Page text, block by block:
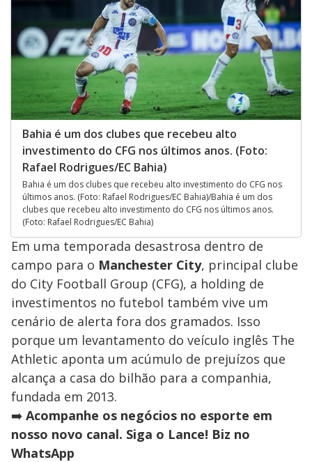
Bahia é um dos clubes que recebeu alto
investimento do CFG nos últimos anos. (Foto:
Rafael Rodrigues/EC Bahia)
Bahia é um dos clubes que recebeu alto investimento do CFG nos
últimos anos. (Foto: Rafael Rodrigues/EC Bahia)/Bahia é um dos
clubes que recebeu alto investimento do CFG nos últimos anos.
(Foto: Rafael Rodrigues/EC Bahia)
Em uma temporada desastrosa dentro de
campo para o Manchester City, principal clube
do City Football Group (CFG), a holding de
investimentos no futebol também vive um
cenário de alerta fora dos gramados. Isso
porque um levantamento do veículo inglês The
Athletic aponta um acúmulo de prejuízos que
alcança a casa do bilhão para a companhia,
fundada em 2013.
➡️ Acompanhe os negócios no esporte em
nosso novo canal. Siga o Lance! Biz no
WhatsApp